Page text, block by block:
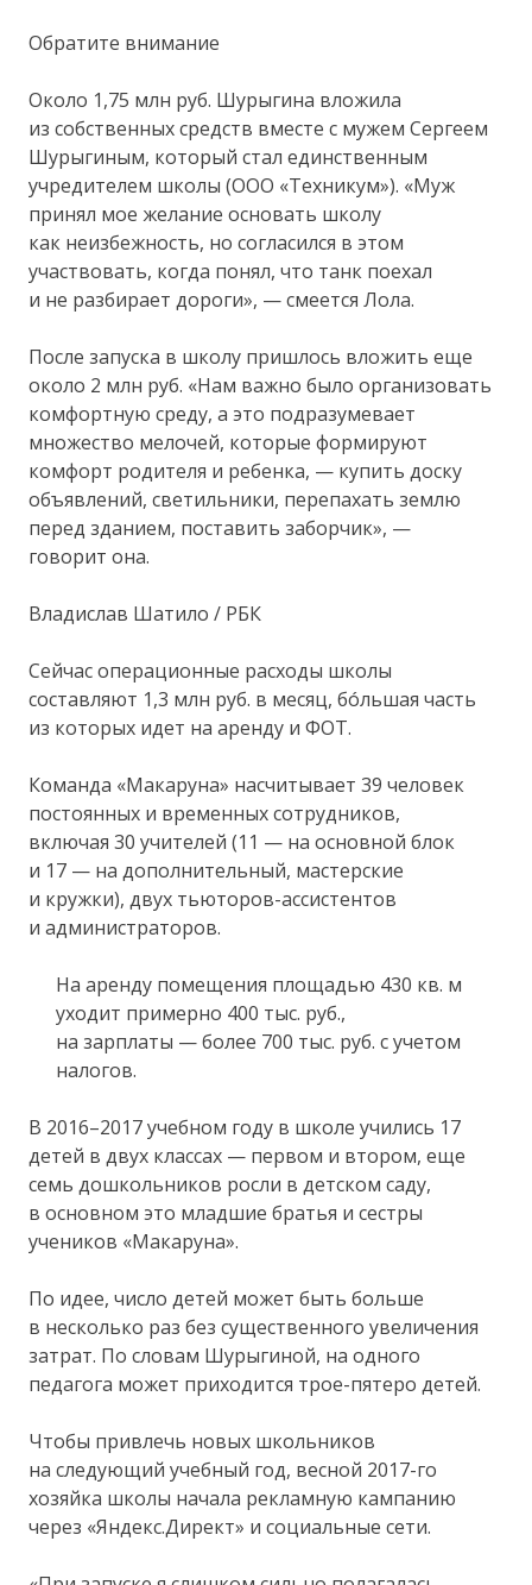
Обратите внимание
Около 1,75 млн руб. Шурыгина вложила
из собственных средств вместе с мужем Сергеем
Шурыгиным, который стал единственным
учредителем школы (ООО «Техникум»). «Муж
принял мое желание основать школу
как неизбежность, но согласился в этом
участвовать, когда понял, что танк поехал
и не разбирает дороги», — смеется Лола.
После запуска в школу пришлось вложить еще
около 2 млн руб. «Нам важно было организовать
комфортную среду, а это подразумевает
множество мелочей, которые формируют
комфорт родителя и ребенка, — купить доску
объявлений, светильники, перепахать землю
перед зданием, поставить заборчик», —
говорит она.
Владислав Шатило / РБК
Сейчас операционные расходы школы
составляют 1,3 млн руб. в месяц, бóльшая часть
из которых идет на аренду и ФОТ.
Команда «Макаруна» насчитывает 39 человек
постоянных и временных сотрудников,
включая 30 учителей (11 — на основной блок
и 17 — на дополнительный, мастерские
и кружки), двух тьюторов-ассистентов
и администраторов.
На аренду помещения площадью 430 кв. м
уходит примерно 400 тыс. руб.,
на зарплаты — более 700 тыс. руб. с учетом
налогов.
В 2016–2017 учебном году в школе учились 17
детей в двух классах — первом и втором, еще
семь дошкольников росли в детском саду,
в основном это младшие братья и сестры
учеников «Макаруна».
По идее, число детей может быть больше
в несколько раз без существенного увеличения
затрат. По словам Шурыгиной, на одного
педагога может приходится трое-пятеро детей.
Чтобы привлечь новых школьников
на следующий учебный год, весной 2017-го
хозяйка школы начала рекламную кампанию
через «Яндекс.Директ» и социальные сети.